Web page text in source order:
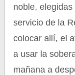
noble,
servicio de la
colocar allí, el
a usar la
mañana a